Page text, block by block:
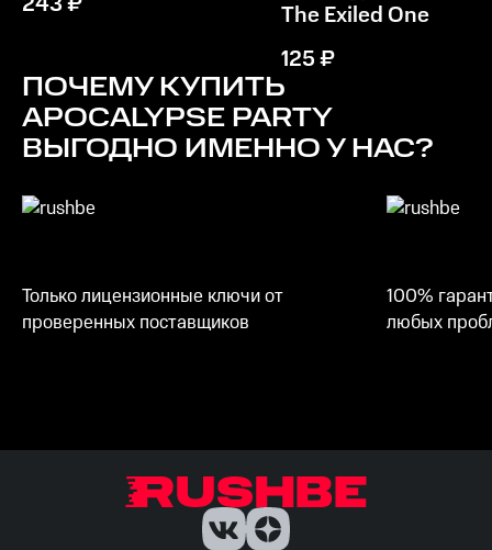
5 ГБ
The Exiled One
125₽
ПОЧЕМУ КУПИТЬ
APOCALYPSE PARTY
ВЫГОДНО ИМЕННО У НАС?
Только лицензионные ключи от
проверенных поставщиков
100%
любых